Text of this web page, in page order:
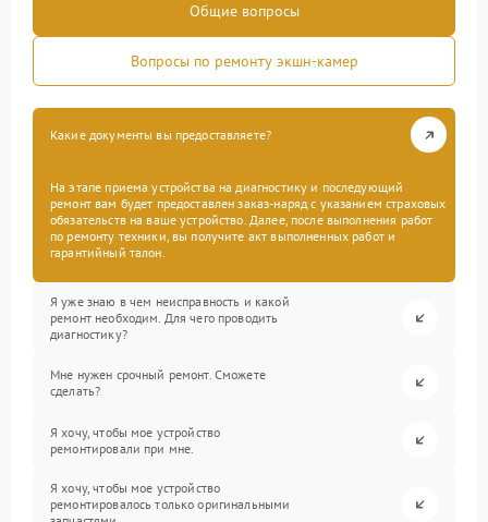
Общие вопросы
Вопросы по ремонту экшн-камер
Какие документы вы предоставляете?
На этапе приема устройства на диагностику и последующий
ремонт вам будет предоставлен заказ-наряд с указанием страховых
обязательств на ваше устройство. Далее, после выполнения работ
по ремонту техники, вы получите акт выполненных работ и
гарантийный талон.
Я уже знаю в чем неисправность и какой
ремонт необходим. Для чего проводить
диагностику?
Мне нужен срочный ремонт. Сможете
сделать?
Я хочу, чтобы мое устройство
ремонтировали при мне.
Я хочу, чтобы мое устройство
ремонтировалось только оригинальными